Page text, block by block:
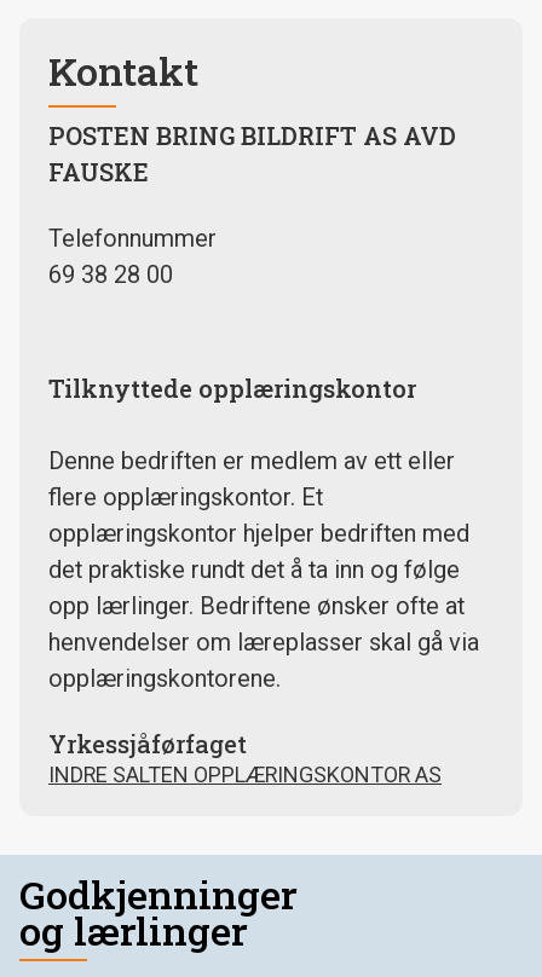
Kontakt
POSTEN BRING BILDRIFT AS AVD
FAUSKE
Telefonnummer
69 38 28 00
Tilknyttede opplæringskontor
Denne bedriften er medlem av ett eller
flere opplæringskontor. Et
opplæringskontor hjelper bedriften med
det praktiske rundt det å ta inn og følge
opp lærlinger. Bedriftene ønsker ofte at
henvendelser om læreplasser skal gå via
opplæringskontorene.
Yrkessjåførfaget
INDRE SALTEN OPPLÆRINGSKONTOR AS
Godkjenninger
og lærlinger